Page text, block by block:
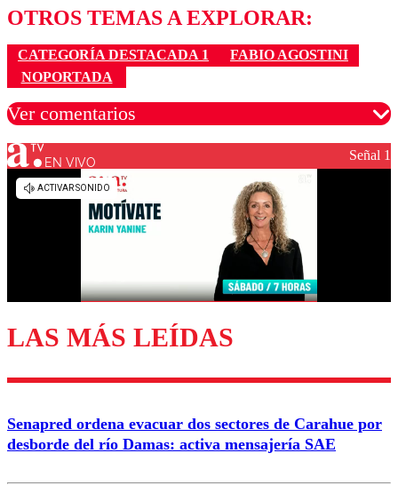
OTROS TEMAS A EXPLORAR:
CATEGORÍA DESTACADA 1
FABIO AGOSTINI
NOPORTADA
Ver comentarios
Los comentarios son moderados para garantizar un
diálogo respetuoso.
Enviar comentario
EN VIVO Señal 1
LAS MÁS LEÍDAS
Senapred ordena evacuar dos sectores de Carahue por
desborde del río Damas: activa mensajería SAE